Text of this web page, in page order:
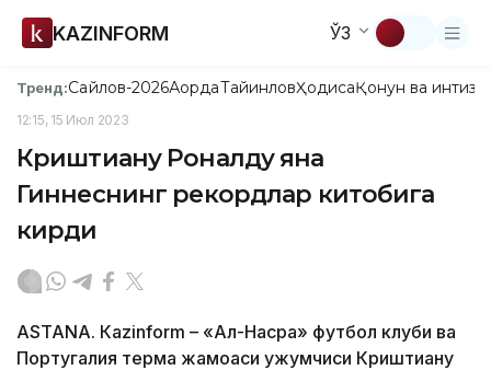
KAZINFORM ЎЗ
Тренд:Сайлов-2026АқордаТайинловҲодисаҚонун ва
12:15, 15 Июл 2023
Криштиану Роналду яна
Гиннеснинг рекордлар китобига
кирди
ASTANА. Каzinform – «Ал-Насра» футбол клуби ва
Португалия терма жамоаси ҳужумчиси Криштиану